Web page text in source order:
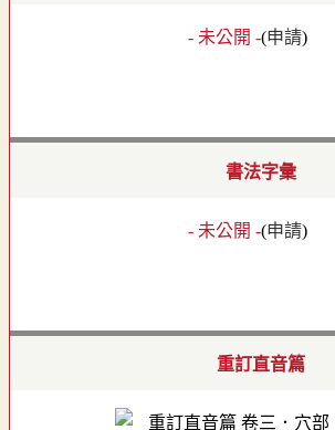
- 未公開 -(申請)
書法字彙
- 未公開 -(申請)
重訂直音篇